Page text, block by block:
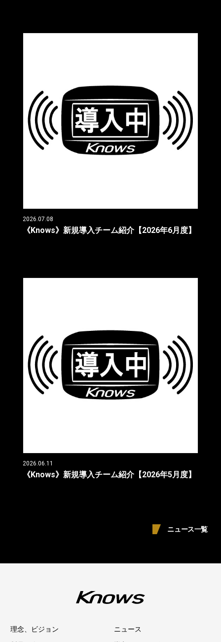
2026.07.08
《Knows》新規導入チーム紹介【2026年6月度】
2026.06.11
《Knows》新規導入チーム紹介【2026年5月度】
ニュース一覧
理念、ビジョン ニュース